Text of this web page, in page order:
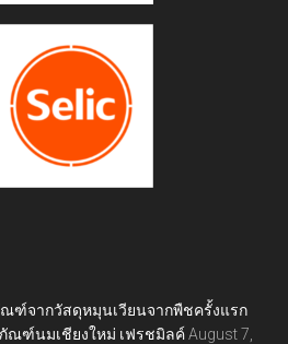
ณฑ์จากวัสดุหมุนเวียนจากพืชครั้งแรก
ณฑ์นมเชียงใหม่ เฟรชมิลค์ August 7,